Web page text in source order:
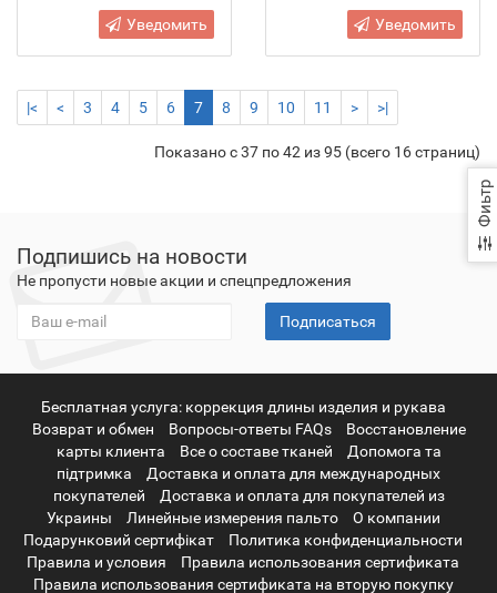
Фиьтр
Уведомить Уведомить
|< < 3 4 5 6 7 8 9 10 11 > >|
Показано с 37 по 42 из 95 (всего 16 страниц)
Подпишись на новости
Не пропусти новые акции и спецпредложения
Подписаться
Бесплатная услуга: коррекция длины изделия и рукава
Возврат и обмен
Вопросы-ответы FAQs
Восстановление
карты клиента
Все о составе тканей
Допомога та
підтримка
Доставка и оплата для международных
покупателей
Доставка и оплата для покупателей из
Украины
Линейные измерения пальто
О компании
Подарунковий сертифікат
Политика конфиденциальности
Правила и условия
Правила использования сертификата
Правила использования сертификата на вторую покупку